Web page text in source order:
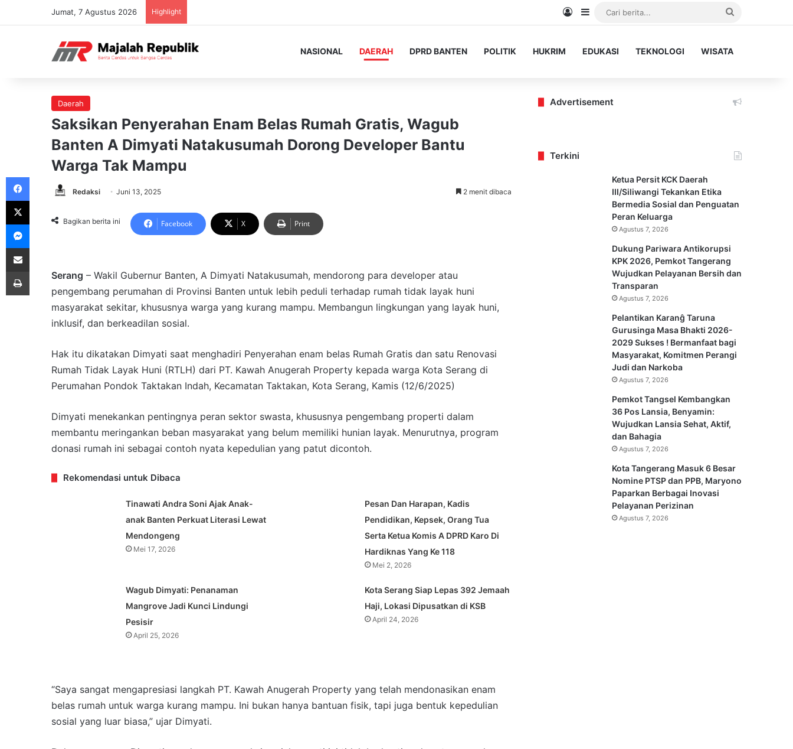
Jumat, 7 Agustus 2026 Highlight Log InSidebar
NASIONAL DAERAH DPRD BANTEN POLITIK HUKRIM EDUKASI TEKNOLOGI WISATA
Daerah
Saksikan Penyerahan Enam Belas Rumah Gratis, Wagub
Banten A Dimyati Natakusumah Dorong Developer Bantu
Warga Tak Mampu
Redaksi Juni 13, 2025 2 menit dibaca
Bagikan berita ini Facebook X Print
Serang – Wakil Gubernur Banten, A Dimyati Natakusumah, mendorong para developer atau
pengembang perumahan di Provinsi Banten untuk lebih peduli terhadap rumah tidak layak huni
masyarakat sekitar, khususnya warga yang kurang mampu. Membangun lingkungan yang layak huni,
inklusif, dan berkeadilan sosial.
Hak itu dikatakan Dimyati saat menghadiri Penyerahan enam belas Rumah Gratis dan satu Renovasi
Rumah Tidak Layak Huni (RTLH) dari PT. Kawah Anugerah Property kepada warga Kota Serang di
Perumahan Pondok Taktakan Indah, Kecamatan Taktakan, Kota Serang, Kamis (12/6/2025)
Dimyati menekankan pentingnya peran sektor swasta, khususnya pengembang properti dalam
membantu meringankan beban masyarakat yang belum memiliki hunian layak. Menurutnya, program
donasi rumah ini sebagai contoh nyata kepedulian yang patut dicontoh.
Rekomendasi untuk Dibaca
Tinawati Andra Soni Ajak Anak-
anak Banten Perkuat Literasi Lewat
Mendongeng
Mei 17, 2026
Pesan Dan Harapan, Kadis
Pendidikan, Kepsek, Orang Tua
Serta Ketua Komis A DPRD Karo Di
Hardiknas Yang Ke 118
Mei 2, 2026
Wagub Dimyati: Penanaman
Mangrove Jadi Kunci Lindungi
Pesisir
April 25, 2026
Kota Serang Siap Lepas 392 Jemaah
Haji, Lokasi Dipusatkan di KSB
April 24, 2026
“Saya sangat mengapresiasi langkah PT. Kawah Anugerah Property yang telah mendonasikan enam
belas rumah untuk warga kurang mampu. Ini bukan hanya bantuan fisik, tapi juga bentuk kepedulian
sosial yang luar biasa,” ujar Dimyati.
Advertisement
Terkini
Ketua Persit KCK Daerah
III/Siliwangi Tekankan Etika
Bermedia Sosial dan Penguatan
Peran Keluarga
Agustus 7, 2026
Dukung Pariwara Antikorupsi
KPK 2026, Pemkot Tangerang
Wujudkan Pelayanan Bersih dan
Transparan
Agustus 7, 2026
Pelantikan Karanĝ Taruna
Gurusinga Masa Bhakti 2026-
2029 Sukses ! Bermanfaat bagi
Masyarakat, Komitmen Perangi
Judi dan Narkoba
Agustus 7, 2026
Pemkot Tangsel Kembangkan
36 Pos Lansia, Benyamin:
Wujudkan Lansia Sehat, Aktif,
dan Bahagia
Agustus 7, 2026
Kota Tangerang Masuk 6 Besar
Nomine PTSP dan PPB, Maryono
Paparkan Berbagai Inovasi
Pelayanan Perizinan
Agustus 7, 2026
Facebook
X
Messenger
Share via Email